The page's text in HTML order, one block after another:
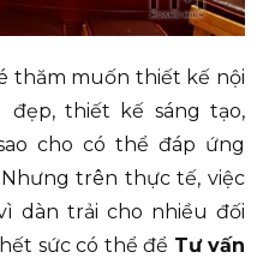
thăm muốn thiết kế nội
thiết kế sáng tạo,
cho có thể đáp ứng
trên thực tế, việc
dàn trải cho nhiều đối
sức có thể để Tư vấn